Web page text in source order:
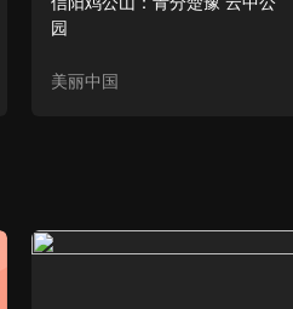
园
美丽中国